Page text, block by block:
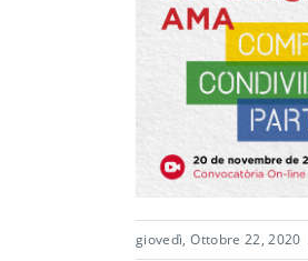
giovedì, Ottobre 22, 2020